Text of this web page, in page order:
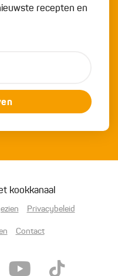
recepten en
kookkanaal
Privacybeleid
Contact